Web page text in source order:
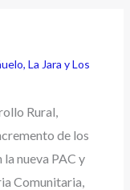
,La Jara y Los
Rural,
de los
nueva PAC y
Comunitaria,